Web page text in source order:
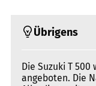
Übrigens
Die Suzuki T 500
angeboten. Die